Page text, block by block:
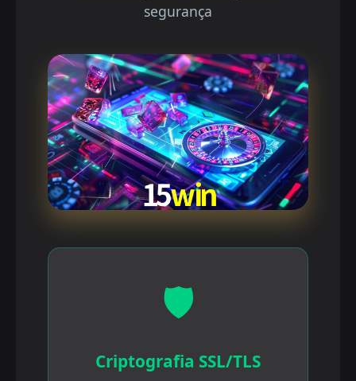
segurança
🛡️
Criptografia SSL/TLS